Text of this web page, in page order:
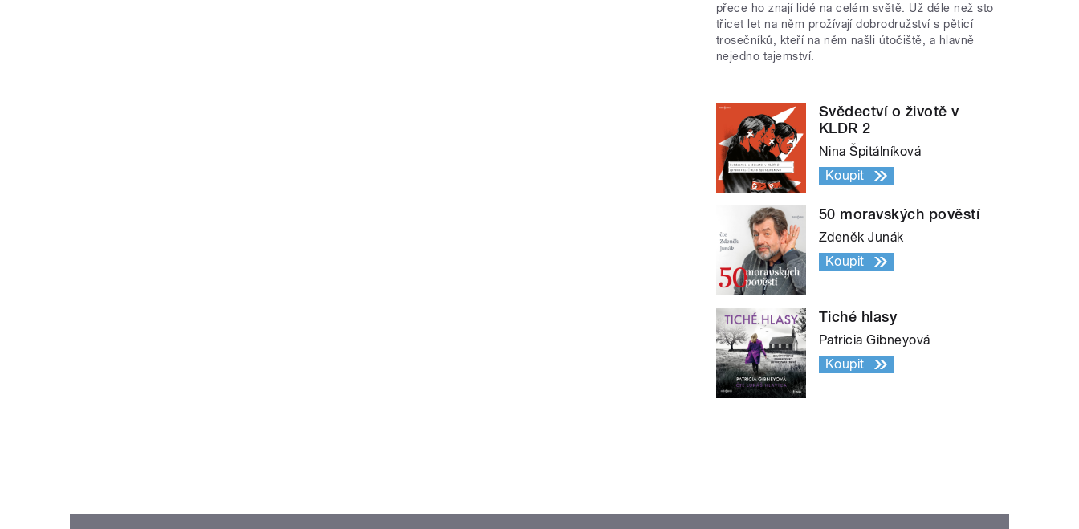
přece ho znají lidé na celém světě. Už déle než sto
třicet let na něm prožívají dobrodružství s pěticí
trosečníků, kteří na něm našli útočiště, a hlavně
nejedno tajemství.
Svědectví o životě v
KLDR 2
Nina Špitálníková
Koupit
50 moravských pověstí
Zdeněk Junák
Koupit
Tiché hlasy
Patricia Gibneyová
Koupit